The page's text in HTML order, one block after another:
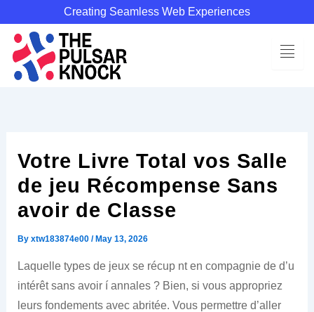
content
Creating Seamless Web Experiences
Votre Livre Total vos Salle
de jeu Récompense Sans
avoir de Classe
By xtw183874e00 / May 13, 2026
Laquelle types de jeux se récup nt en compagnie de d’u
intérêt sans avoir í annales ? Bien, si vous appropriez
leurs fondements avec abritée. Vous permettre d’aller